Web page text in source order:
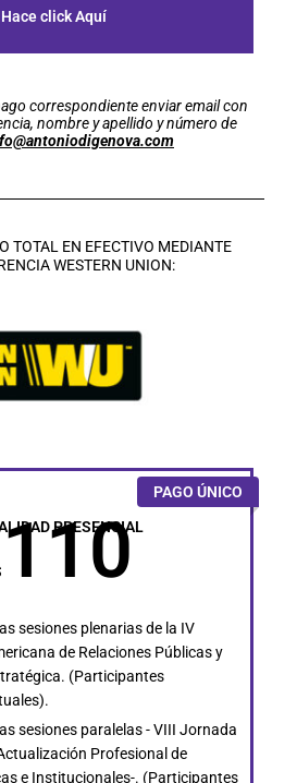
Hace click Aquí
correspondiente enviar email con
nombre y apellido y número de
TOTAL EN EFECTIVO MEDIANTE
WESTERN UNION:
PAGO ÚNICO
PRESENCIAL
110
sesiones plenarias de la IV
de Relaciones Públicas y
(Participantes
sesiones paralelas - VIII Jornada
Profesional de
e Institucionales-. (Participantes